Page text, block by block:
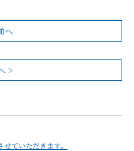
へ
>
ていただきます。